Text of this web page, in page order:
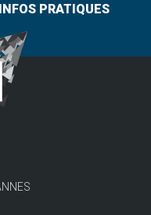
INFOS PRATIQUES